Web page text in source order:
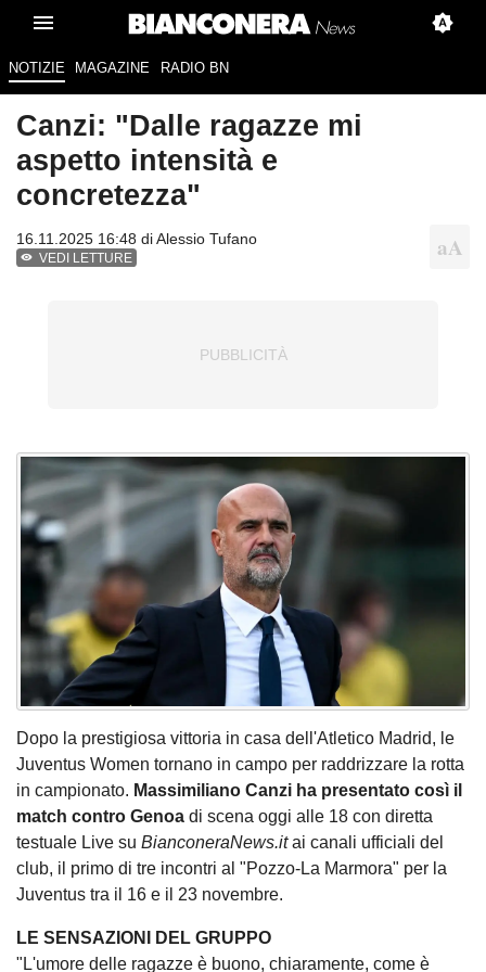
NOTIZIE MAGAZINE RADIO BN
Canzi: "Dalle ragazze mi
aspetto intensità e
concretezza"
16.11.2025 16:48 diAlessio Tufano
VEDI LETTURE
Dopo la prestigiosa vittoria in casa dell'Atletico Madrid, le
Juventus Women tornano in campo per raddrizzare la rotta
in campionato. Massimiliano Canzi ha presentato così il
match contro Genoa di scena oggi alle 18 con diretta
testuale Live su BianconeraNews.itai canali ufficiali del
club, il primo di tre incontri al "Pozzo-La Marmora" per la
Juventus tra il 16 e il 23 novembre.
LE SENSAZIONI DEL GRUPPO
"L'umore delle ragazze è buono, chiaramente, come è